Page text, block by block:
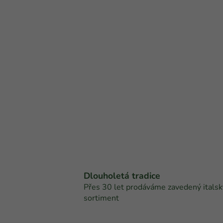
Dlouholetá tradice
Přes 30 let prodáváme zavedený
sortiment